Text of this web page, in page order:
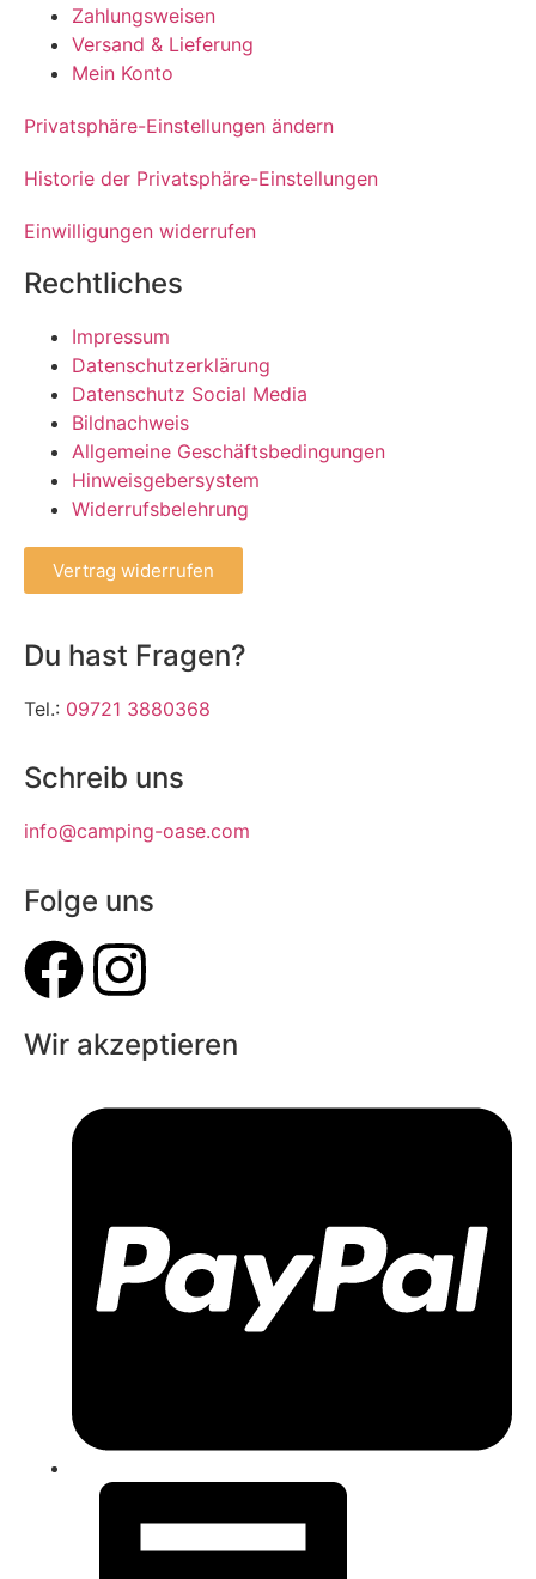
Zahlungsweisen
Versand & Lieferung
Mein Konto
Privatsphäre-Einstellungen ändern
Historie der Privatsphäre-Einstellungen
Einwilligungen widerrufen
Rechtliches
Impressum
Datenschutzerklärung
Datenschutz Social Media
Bildnachweis
Allgemeine Geschäftsbedingungen
Hinweisgebersystem
Widerrufsbelehrung
Vertrag widerrufen
Du hast Fragen?
Tel.: 09721 3880368
Schreib uns
info@camping-oase.com
Folge uns
Wir akzeptieren